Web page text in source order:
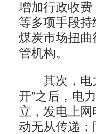
增加行政收
等多项手段
煤炭市场扭
管机构。
其次，电力
开”之后，电
立，发电上
动无从传递